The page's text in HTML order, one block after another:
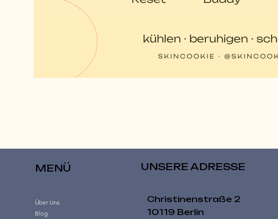
MENÜ
Über Uns
Blog
UNSERE ADRESSE
Christinenstraße 2
10119 Berlin